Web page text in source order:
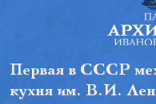
Первая в СССР
кухня им. В.И.